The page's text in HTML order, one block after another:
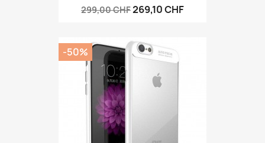
299,00 CHF269,10 CHF
-50%